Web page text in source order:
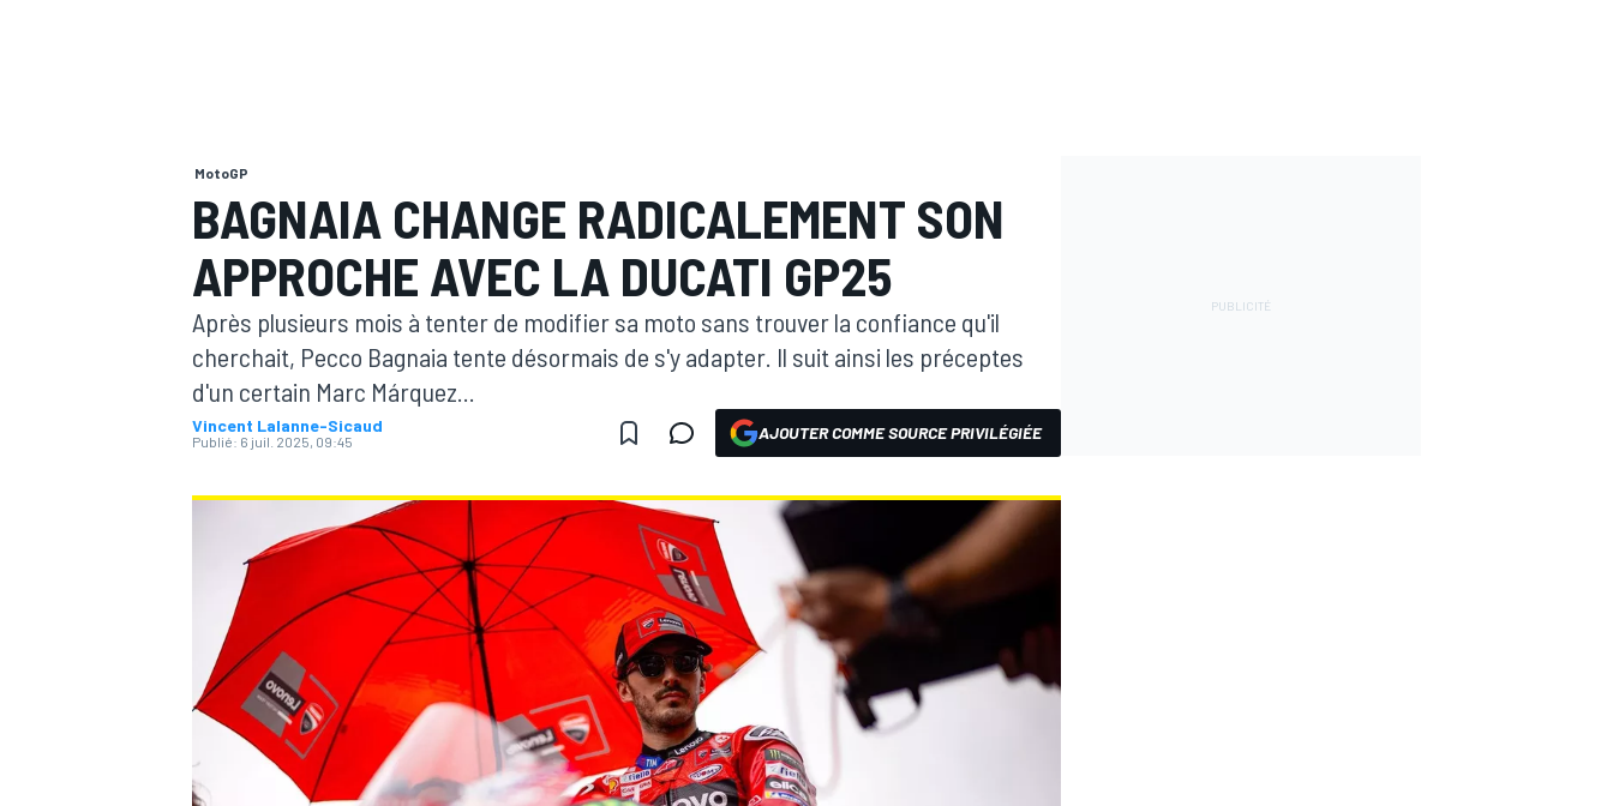
MOTOGP
MotoGP
BAGNAIA CHANGE RADICALEMENT SON
APPROCHE AVEC LA DUCATI GP25
Après plusieurs mois à tenter de modifier sa moto sans trouver la confiance qu'il
cherchait, Pecco Bagnaia tente désormais de s'y adapter. Il suit ainsi les préceptes
d'un certain Marc Márquez...
Vincent Lalanne-Sicaud
Publié: 6 juil. 2025, 09:45 AJOUTER COMME SOURCE PRIVILÉGIÉE